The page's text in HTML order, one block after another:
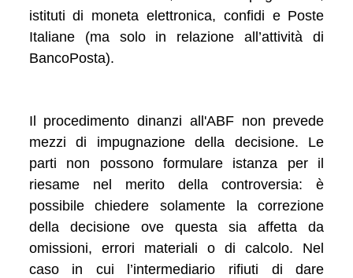
istituti di moneta elettronica, confidi e Poste
Italiane (ma solo in relazione all’attività di
BancoPosta).
Il procedimento dinanzi all'ABF non prevede
mezzi di impugnazione della decisione. Le
parti non possono formulare istanza per il
riesame nel merito della controversia: è
possibile chiedere solamente la correzione
della decisione ove questa sia affetta da
omissioni, errori materiali o di calcolo. Nel
caso in cui l’intermediario rifiuti di dare